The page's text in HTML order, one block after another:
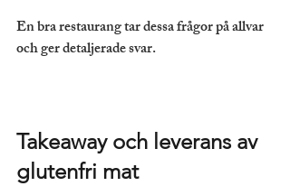
En bra restaurang tar dessa frågor på allvar
och ger detaljerade svar.
Takeaway och leverans av
glutenfri mat